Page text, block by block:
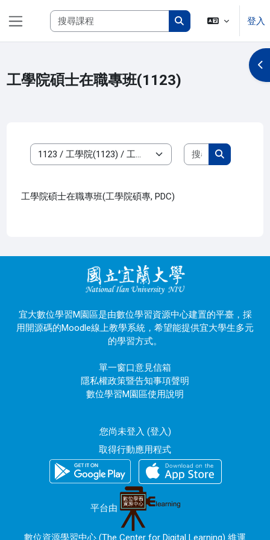
搜尋課程
搜尋課程
登入
工學院碩士在職專班(1123)
開
課程類別
搜尋課程
搜尋課程
工學院碩士在職專班(工學院碩專, PDC)
宜大數位學習M園區是由數位學習資源中心建置的平臺，採
用開源碼的Moodle線上教學系統，希望能提供宜大學生多元
的學習方式。
單一窗口意見信箱
隱私權政策暨告知事項聲明
數位學習M園區使用說明
您尚未登入 (登入)
取得行動應用程式
平台由
數位資源學習中心 (The Center for Digital Learning) 維運